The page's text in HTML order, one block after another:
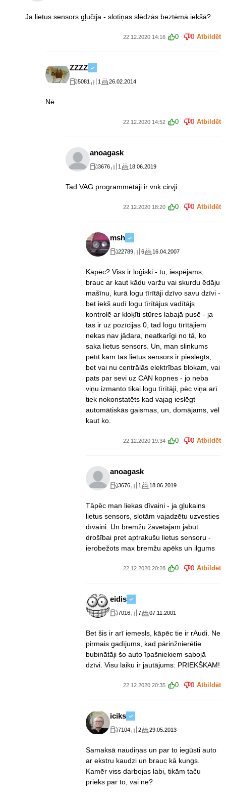
Ja lietus sensors gļučīja - slotiņas slēdzās beztēmā iekšā?
22.12.2020 14:16 0 0 Atbildēt
ZZZZ
5081 1 26.02.2014
Nē
22.12.2020 14:52 0 0 Atbildēt
anoagask
3676 1 18.06.2019
Tad VAG programmētāji ir vnk cirvji
22.12.2020 18:20 0 0 Atbildēt
msh
22789 6 16.04.2007
Kāpēc? Viss ir loģiski - tu, iespējams,
brauc ar kaut kādu varžu vai skurdu ēdāju
mašīnu, kurā logu tīrītāji dzīvo savu dzīvi -
bet iekš audī logu tīrītājus vadītājs
kontrolē ar kloķīti stūres labajā pusē - ja
tas ir uz pozīcijas 0, tad logu tīrītājiem
nekas nav jādara, neatkarīgi no tā, ko
saka lietus sensors. Un, man slinkums
pētīt kam tas lietus sensors ir pieslēgts,
bet vai nu centrālās elektrības blokam, vai
pats par sevi uz CAN kopnes - jo neba
viņu izmanto tikai logu tīrītāji, pēc viņa arī
tiek nokonstatēts kad vajag ieslēgt
automātiskās gaismas, un, domājams, vēl
kaut ko.
22.12.2020 19:34 0 0 Atbildēt
anoagask
3676 1 18.06.2019
Tāpēc man liekas dīvaini - ja gļukains
lietus sensors, slotām vajadzētu uzvesties
dīvaini. Un bremžu žāvētājam jābūt
drošībai pret aptrakušu lietus sensoru -
ierobežots max bremžu apēks un ilgums
22.12.2020 20:28 0 0 Atbildēt
eidis
7016 7 07.11.2001
Bet šis ir arī iemesls, kāpēc tie ir rAudi. Ne
pirmais gadījums, kad pārinžnierētie
bubinātāji šo auto īpašniekiem sabojā
dzīvi. Visu laiku ir jautājums: PRIEKŠKAM!
22.12.2020 20:35 0 0 Atbildēt
iciks
7104 2 29.05.2013
Samaksā naudiņas un par to iegūsti auto
ar ekstru kaudzi un brauc kā kungs.
Kamēr viss darbojas labi, tikām taču
prieks par to, vai ne?